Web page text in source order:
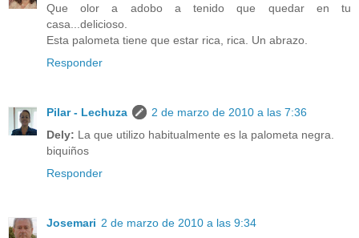
Que olor a adobo a tenido que quedar en tu
casa...delicioso.
Esta palometa tiene que estar rica, rica. Un abrazo.
Responder
Pilar - Lechuza
2 de marzo de 2010 a las 7:36
Dely: La que utilizo habitualmente es la palometa negra.
biquiños
Responder
Josemari 2 de marzo de 2010 a las 9:34